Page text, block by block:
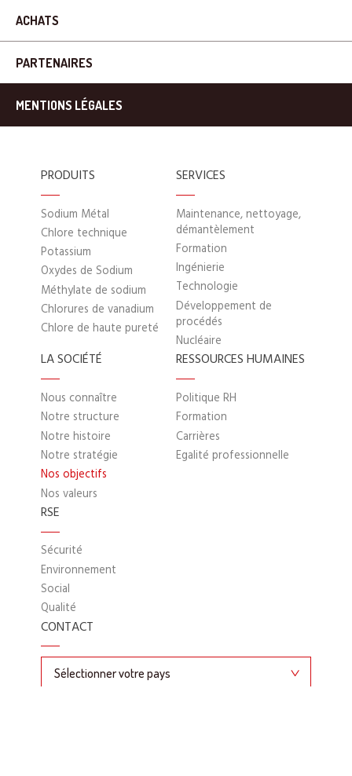
ACHATS
PARTENAIRES
MENTIONS LÉGALES
PRODUITS
Sodium Métal
Chlore technique
Potassium
Oxydes de Sodium
Méthylate de sodium
Chlorures de vanadium
Chlore de haute pureté
SERVICES
Maintenance, nettoyage,
démantèlement
Formation
Ingénierie
Technologie
Développement de
procédés
Nucléaire
LA SOCIÉTÉ
Nous connaître
Notre structure
Notre histoire
Notre stratégie
Nos objectifs
Nos valeurs
RESSOURCES HUMAINES
Politique RH
Formation
Carrières
Egalité professionnelle
RSE
Sécurité
Environnement
Social
Qualité
CONTACT